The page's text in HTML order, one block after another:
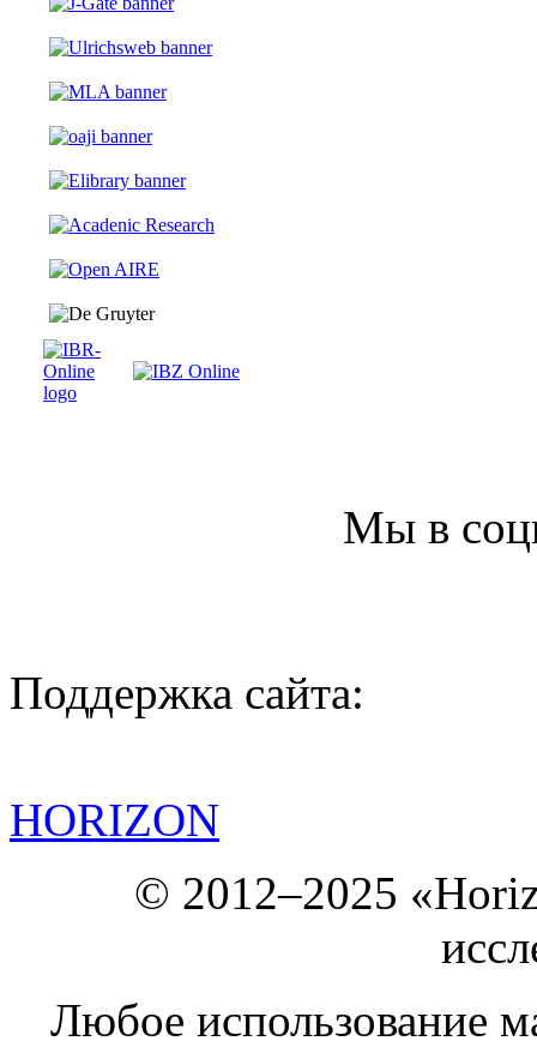
Мы в
Поддержка сайта:
HORIZON
© 2012–2025
Любое использование